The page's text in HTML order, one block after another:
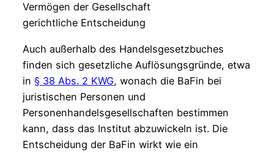
Vermögen der Gesellschaft
gerichtliche Entscheidung
Auch außerhalb des Handelsgesetzbuches
finden sich gesetzliche Auflösungsgründe, etwa
in § 38 Abs. 2 KWG, wonach die BaFin bei
juristischen Personen und
Personenhandelsgesellschaften bestimmen
kann, dass das Institut abzuwickeln ist. Die
Entscheidung der BaFin wirkt wie ein